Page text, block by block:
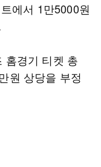
에서 1만5000원
홈경기 티켓 총
원 상당을 부정